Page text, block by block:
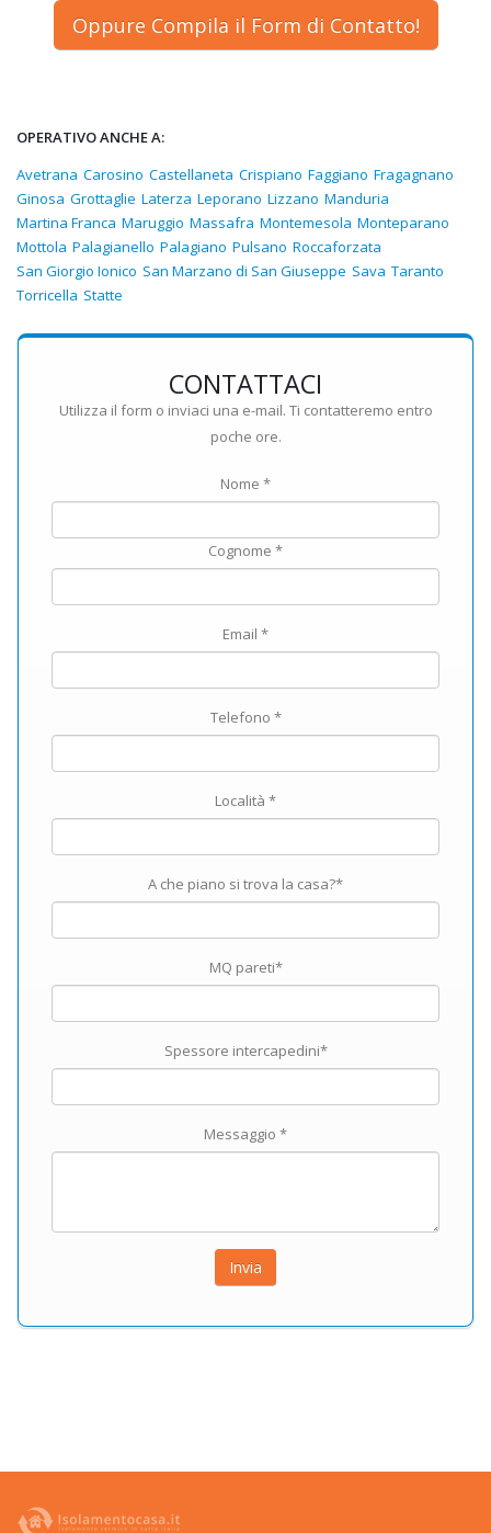
Oppure Compila il Form di Contatto!
OPERATIVO ANCHE A:
Avetrana Carosino Castellaneta Crispiano Faggiano Fragagnano
Ginosa Grottaglie Laterza Leporano Lizzano Manduria
Martina Franca Maruggio Massafra Montemesola Monteparano
Mottola Palagianello Palagiano Pulsano Roccaforzata
San Giorgio Ionico San Marzano di San Giuseppe Sava Taranto
Torricella Statte
CONTATTACI
Utilizza il form o inviaci una e-mail. Ti contatteremo entro
poche ore.
Nome *
Cognome *
Email *
Telefono *
Località *
A che piano si trova la casa?*
MQ pareti*
Spessore intercapedini*
Messaggio *